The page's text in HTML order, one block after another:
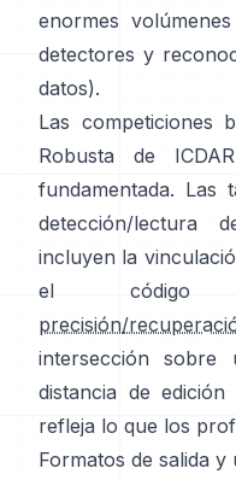
enormes
detectores y
datos).
Las competiciones
Robusta de ICDAR
fundamentada. Las
detección/
incluyen la
el código
precisión/
intersección
distancia de
refleja lo que los
Formatos de salida